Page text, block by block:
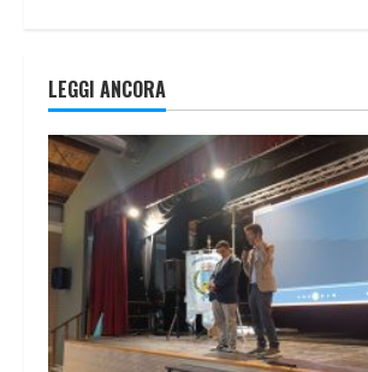
LEGGI ANCORA